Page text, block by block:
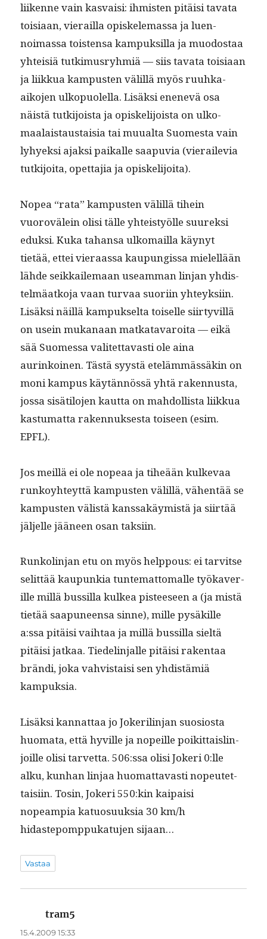
liikenne vain kas­vaisi: ihmis­ten pitäisi tava­ta
toisi­aan, vierail­la opiskele­mas­sa ja luen­
noimas­sa tois­t­en­sa kam­puk­sil­la ja muo­dostaa
yhteisiä tutkimus­ryh­miä — siis tava­ta toisi­aan
ja liikkua kam­pusten välil­lä myös ruuh­ka-
aiko­jen ulkop­uolel­la. Lisäk­si enenevä osa
näistä tutk­i­joista ja opiske­li­joista on ulko­
maalais­taus­taisia tai muual­ta Suomes­ta vain
lyhyek­si ajak­si paikalle saa­pu­via (vieraile­via
tutk­i­joi­ta, opet­ta­jia ja opiskelijoita).
Nopea “rata” kam­pusten välil­lä tihein
vuorovälein olisi tälle yhteistyölle suurek­si
eduk­si. Kuka tahansa ulko­mail­la käynyt
tietää, ettei vier­aas­sa kaupungis­sa mielel­lään
lähde seikkaile­maan use­am­man lin­jan yhdis­
telmäatko­ja vaan tur­vaa suori­in yhteyk­si­in.
Lisäk­si näil­lä kam­puk­selta toiselle siir­tyvil­lä
on usein mukanaan matkatavaroi­ta — eikä
sää Suomes­sa valitet­tavasti ole aina
aurinkoinen. Tästä syys­tä eteläm­mässäkin on
moni kam­pus käytän­nössä yhtä raken­nus­ta,
jos­sa sisätilo­jen kaut­ta on mah­dol­lista liikkua
kas­tu­mat­ta raken­nuk­ses­ta toiseen (esim.
EPFL).
Jos meil­lä ei ole nopeaa ja tiheään kulke­vaa
runk­oy­hteyt­tä kam­pusten välil­lä, vähen­tää se
kam­pusten välistä kanssakäymistä ja siirtää
jäl­jelle jääneen osan taksiin.
Runk­olin­jan etu on myös help­pous: ei tarvitse
selit­tää kaupunkia tun­tem­at­toma­lle työkaver­
ille mil­lä bus­sil­la kulkea pis­teeseen a (ja mis­tä
tietää saa­puneen­sa sinne), mille pysäkille
a:ssa pitäisi vai­h­taa ja mil­lä bus­sil­la sieltä
pitäisi jatkaa. Tiedelin­jalle pitäisi rak­en­taa
brän­di, joka vahvis­taisi sen yhdis­tämiä
kampuksia.
Lisäk­si kan­nat­taa jo Jok­er­il­in­jan suo­sios­ta
huo­ma­ta, että hyville ja nopeille poikit­tais­lin­
joille olisi tarvet­ta. 506:ssa olisi Jok­eri 0:lle
alku, kun­han lin­jaa huo­mat­tavasti nopeutet­
taisi­in. Tosin, Jok­eri 550:kin kaipaisi
nopeampia katu­o­suuk­sia 30 km/h
hidastepomp­pukatu­jen sijaan…
Vastaa
tram5
15.4.2009 15:33